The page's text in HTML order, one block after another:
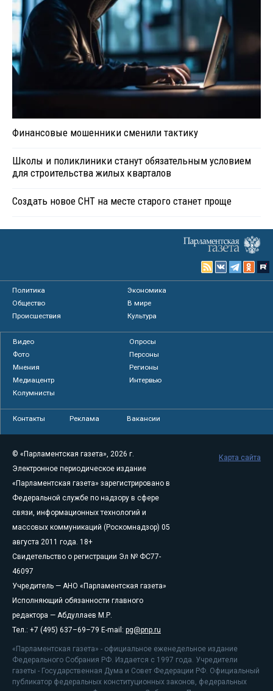
Финансовые мошенники сменили тактику
Школы и поликлиники станут обязательным условием
для строительства жилых кварталов
Создать новое СНТ на месте старого станет проще
Политика
Экономика
Общество
В мире
Происшествия
Культура
Видео
Опросы
Фото
Персоны
Мнения
Регионы
Медиацентр
Интервью
Колумнисты
Контакты Реклама Вакансии
© «Парламентская газета», 2026 г.
Электронное периодическое издание
«Парламентская газета» зарегистрировано в
Федеральной службе по надзору в сфере
связи, информационных технологий и
массовых коммуникаций (Роскомнадзор) 05
августа 2011 года. 18+
Свидетельство о регистрации Эл № ФС77-
46097
Учредитель — АНО «Парламентская газета»
Исполняющий обязанности главного
редактора — Абдуллаев М.Р.
Тел.: +7 (495) 637–69–79 E-mail: pg@pnp.ru
«Парламентская газета» - официальное еженедельное издание
Федерального Собрания РФ. Издается с 1997 года. Учредители
газеты - Государственная Дума и Совет Федерации РФ. Официальный
публикатор федеральных конституционных законов, федеральных
Карта сайта